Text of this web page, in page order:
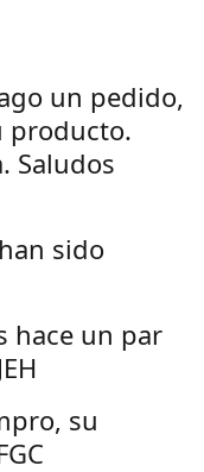
un pedido,
producto.
Saludos
sido
hace un par
su